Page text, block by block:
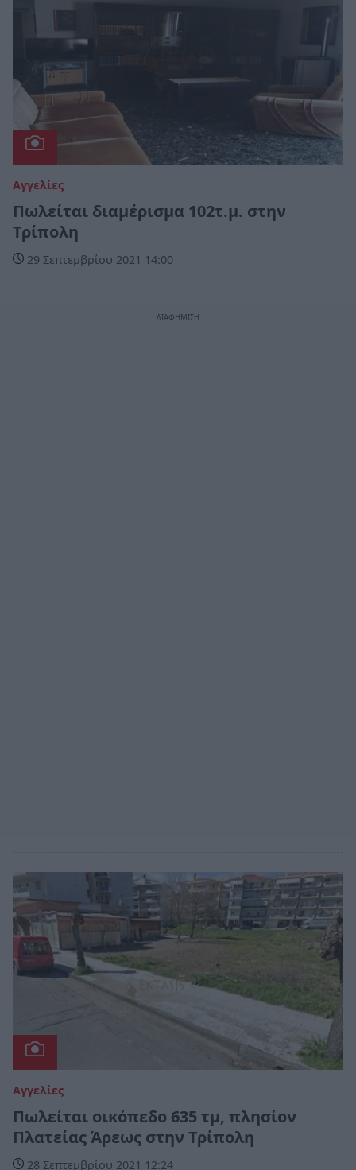
Αγγελίες
Πωλείται διαμέρισμα 102τ.μ. στην
Τρίπολη
29 Σεπτεμβρίου 2021 14:00
Αγγελίες
Πωλείται οικόπεδο 635 τμ, πλησίον
Πλατείας Άρεως στην Τρίπολη
28 Σεπτεμβρίου 2021 12:24